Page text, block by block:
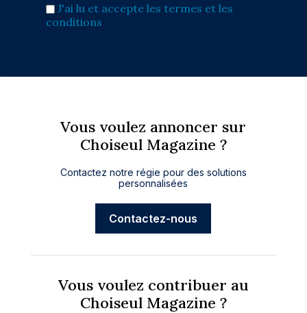
J'ai lu et accepte les termes et les
conditions
Vous voulez annoncer sur
Choiseul Magazine ?
Contactez notre régie pour des solutions
personnalisées
Contactez-nous
Vous voulez contribuer au
Choiseul Magazine ?